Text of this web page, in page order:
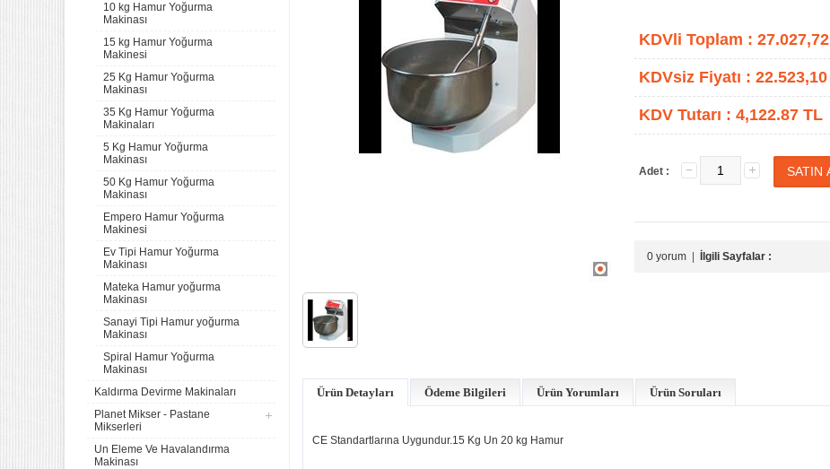
10 kg Hamur Yoğurma
Makinası
15 kg Hamur Yoğurma
Makinesi
25 Kg Hamur Yoğurma
Makinası
35 Kg Hamur Yoğurma
Makinaları
5 Kg Hamur Yoğurma
Makinası
50 Kg Hamur Yoğurma
Makinası
Empero Hamur Yoğurma
Makinesi
Ev Tipi Hamur Yoğurma
Makinası
Mateka Hamur yoğurma
Makinası
Sanayi Tipi Hamur yoğurma
Makinası
Spiral Hamur Yoğurma
Makinası
Kaldırma Devirme Makinaları
Planet Mikser - Pastane
Mikserleri
Un Eleme Ve Havalandırma
Makinası
KDVli Toplam : 27.027,72
KDVsiz Fiyatı : 22.523,10
KDV Tutarı : 4,122.87 TL
Adet :
0 yorum İlgili Sayfalar :
Ürün Detayları Ödeme Bilgileri Ürün Yorumları Ürün Soruları
CE Standartlarına Uygundur.15 Kg Un 20 kg Hamur